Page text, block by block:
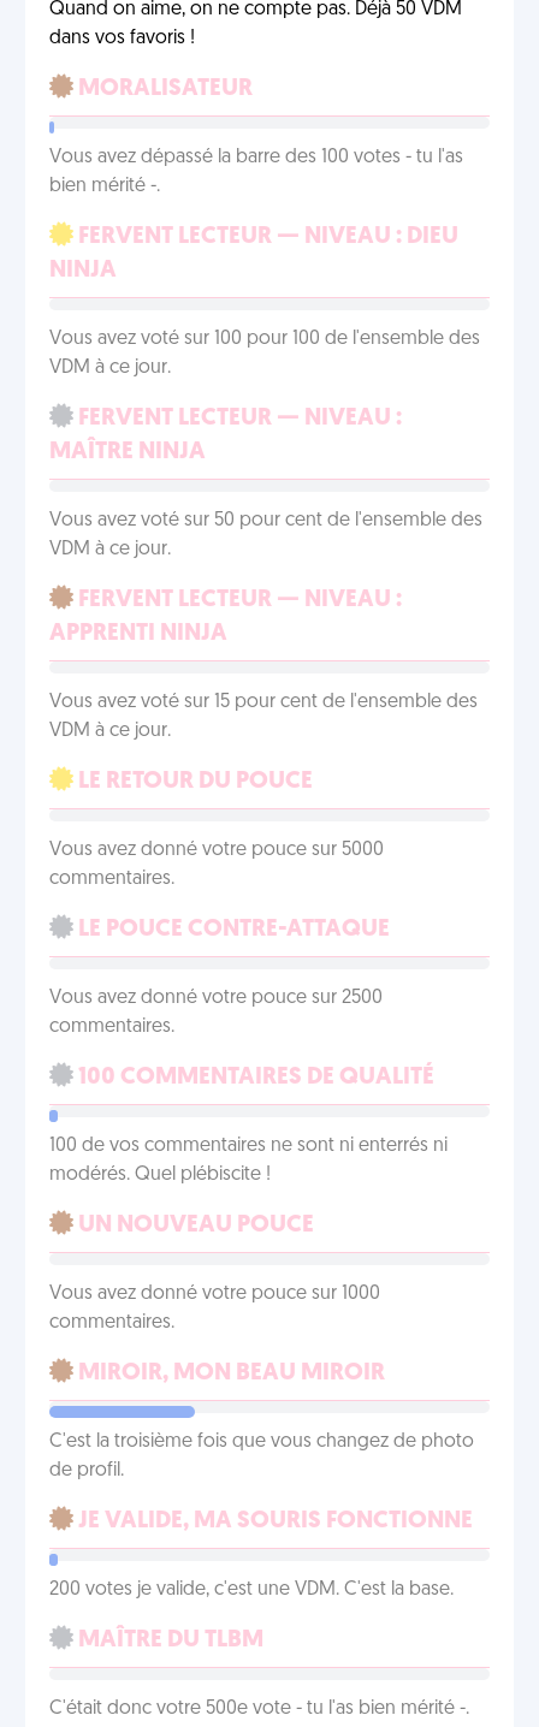
Quand on aime, on ne compte pas. Déjà 50 VDM
dans vos favoris !
MORALISATEUR
Vous avez dépassé la barre des 100 votes - tu l'as
bien mérité -.
FERVENT LECTEUR — NIVEAU : DIEU
NINJA
Vous avez voté sur 100 pour 100 de l'ensemble des
VDM à ce jour.
FERVENT LECTEUR — NIVEAU :
MAÎTRE NINJA
Vous avez voté sur 50 pour cent de l'ensemble des
VDM à ce jour.
FERVENT LECTEUR — NIVEAU :
APPRENTI NINJA
Vous avez voté sur 15 pour cent de l'ensemble des
VDM à ce jour.
LE RETOUR DU POUCE
Vous avez donné votre pouce sur 5000
commentaires.
LE POUCE CONTRE-ATTAQUE
Vous avez donné votre pouce sur 2500
commentaires.
100 COMMENTAIRES DE QUALITÉ
100 de vos commentaires ne sont ni enterrés ni
modérés. Quel plébiscite !
UN NOUVEAU POUCE
Vous avez donné votre pouce sur 1000
commentaires.
MIROIR, MON BEAU MIROIR
C'est la troisième fois que vous changez de photo
de profil.
JE VALIDE, MA SOURIS FONCTIONNE
200 votes je valide, c'est une VDM. C'est la base.
MAÎTRE DU TLBM
C'était donc votre 500e vote - tu l'as bien mérité -.